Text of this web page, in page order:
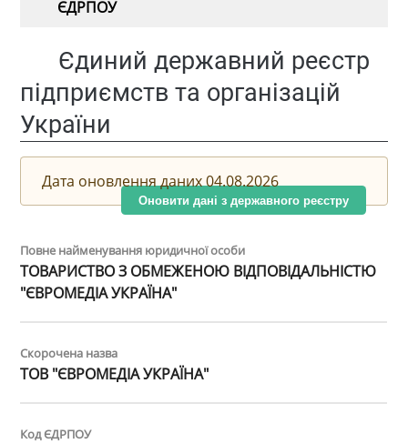
ЄДРПОУ
Єдиний державний реєстр
підприємств та організацій
України
Дата оновлення даних 04.08.2026
Оновити дані з державного реєстру
Повне найменування юридичної особи
ТОВАРИСТВО З ОБМЕЖЕНОЮ ВІДПОВІДАЛЬНІСТЮ
"ЄВРОМЕДІА УКРАЇНА"
Скорочена назва
ТОВ "ЄВРОМЕДІА УКРАЇНА"
Код ЄДРПОУ